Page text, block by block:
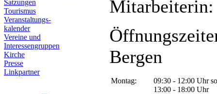
Satzungen
Tourismus
Veranstaltungs-
kalender
Vereine und
Interessen­gruppen
Kirche
Presse
Linkpartner
Mitarbeiterin:
Bergen
Montag:
09:30 - 12:00 Uhr
13:00 - 18:00 Uhr